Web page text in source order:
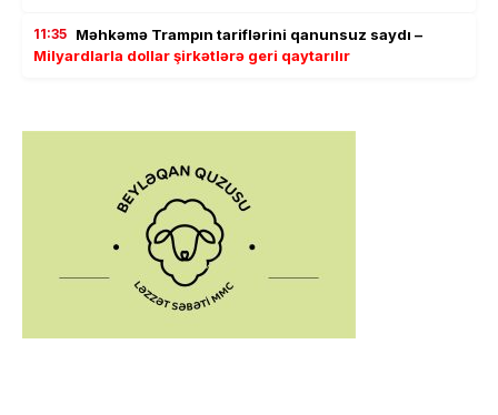
11:35 Məhkəmə Trampın tariflərini qanunsuz saydı –
Milyardlarla dollar şirkətlərə geri qaytarılır